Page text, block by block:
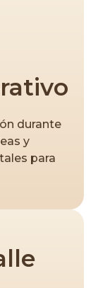
durante
y
para